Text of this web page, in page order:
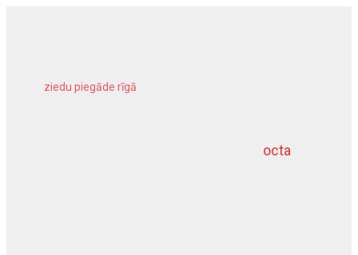
octa
ziedu piegāde rīgā
dziļurbums